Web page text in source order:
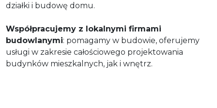
działki i budowę domu.
Współpracujemy z lokalnymi firmami
budowlanymi: pomagamy w budowie, oferujemy
usługi w zakresie całościowego projektowania
budynków mieszkalnych, jak i wnętrz.